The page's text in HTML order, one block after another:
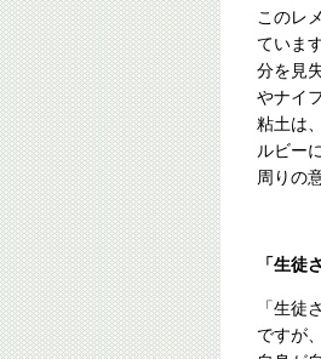
このレ
ていま
分を見
やナイ
粘土は
ルビー
周りの
「生徒
「生徒
ですが